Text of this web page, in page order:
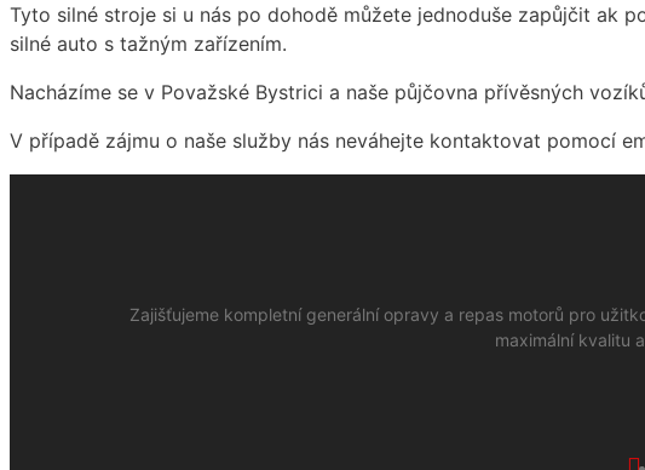
Tyto silné stroje si u nás po dohodě můžete jednoduše zapůjčit ak
silné auto s tažným zařízením.
Nacházíme se v Považské Bystrici a naše půjčovna přívěsných
V případě zájmu o naše služby nás neváhejte kontaktovat pomocí
Zajišťujeme kompletní generální opravy a repas motorů pro
maximální kvalitu